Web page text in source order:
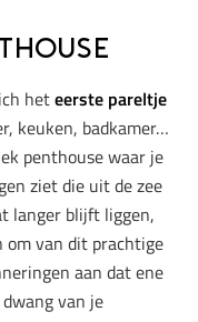
heteerste pareltje
keuken, badkamer…
penthouse waar je
ziet die uit de zee
langer blijft liggen,
van dit prachtige
aan dat ene
van je